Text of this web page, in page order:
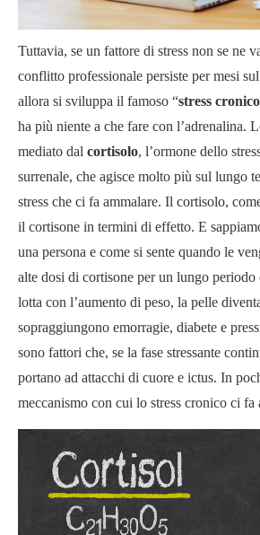
Tuttavia, se un fattore di stress non se ne
conflitto professionale persiste per mesi
allora si sviluppa il famoso “stress cronico
ha più niente a che fare con l’adrenalina.
mediato dal cortisolo, l’ormone dello
surrenale, che agisce molto più sul lungo
stress che ci fa ammalare. Il cortisolo,
il cortisone in termini di effetto. E
una persona e come si sente quando le
alte dosi di cortisone per un lungo periodo
lotta con l’aumento di peso, la pelle
sopraggiungono emorragie, diabete e
sono fattori che, se la fase stressante
portano ad attacchi di cuore e ictus. In
meccanismo con cui lo stress cronico ci fa